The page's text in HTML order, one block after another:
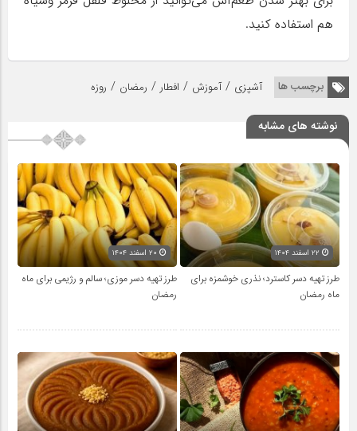
هم استفاده کنید.
برچسب ها آشپزی /آموزش / افطار / رمضان / روزه
نوشته های مشابه
طرز تهیه دسر کاسترد؛ نذری خوشمزه برای
ماه رمضان
طرز تهیه دسر موزی؛ سالم و رژیمی برای ماه
رمضان